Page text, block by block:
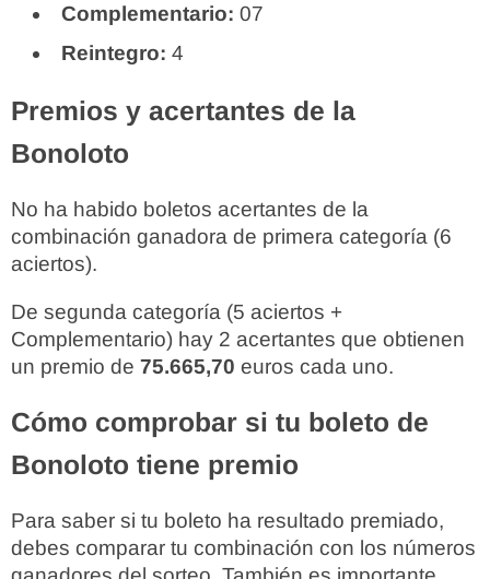
Complementario: 07
Reintegro: 4
Premios y acertantes de la
Bonoloto
No ha habido boletos acertantes de la
combinación ganadora de primera categoría (6
aciertos).
De segunda categoría (5 aciertos +
Complementario) hay 2 acertantes que obtienen
un premio de 75.665,70 euros cada uno.
Cómo comprobar si tu boleto de
Bonoloto tiene premio
Para saber si tu boleto ha resultado premiado,
debes comparar tu combinación con los números